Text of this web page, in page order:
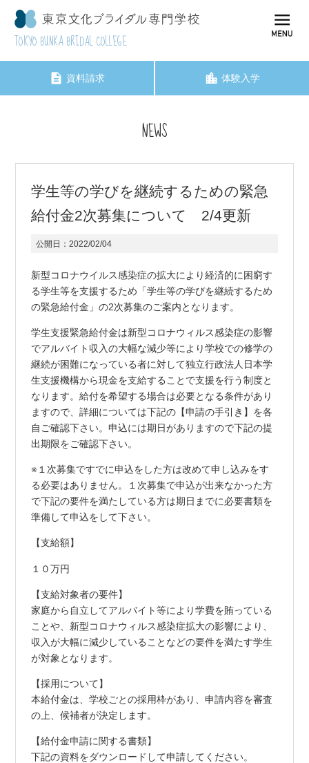
TOKYO BUNKA BRIDAL COLLEGE
資料請求 体験入学
NEWS
学生等の学びを継続するための緊急
給付金2次募集について 2/4更新
公開日： 2022/02/04
新型コロナウイルス感染症の拡大により経済的に困窮す
る学生等を支援するため「学生等の学びを継続するため
の緊急給付金」の2次募集のご案内となります。
学生支援緊急給付金は新型コロナウィルス感染症の影響
でアルバイト収入の大幅な減少等により学校での修学の
継続が困難になっている者に対して独立行政法人日本学
生支援機構から現金を支給することで支援を行う制度と
なります。給付を希望する場合は必要となる条件があり
ますので、詳細については下記の【申請の手引き】を各
自ご確認下さい。申込には期日がありますので下記の提
出期限をご確認下さい。
※１次募集ですでに申込をした方は改めて申し込みをす
る必要はありません。１次募集で申込が出来なかった方
で下記の要件を満たしている方は期日までに必要書類を
準備して申込をして下さい。
【支給額】
１０万円
【支給対象者の要件】
家庭から自立してアルバイト等により学費を賄っている
ことや、新型コロナウィルス感染症拡大の影響により、
収入が大幅に減少していることなどの要件を満たす学生
が対象となります。
【採用について】
本給付金は、学校ごとの採用枠があり、申請内容を審査
の上、候補者が決定します。
【給付金申請に関する書類】
下記の資料をダウンロードして申請してください。